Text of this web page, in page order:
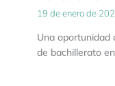
19 de enero de
Una oportunidad
de bachillerato